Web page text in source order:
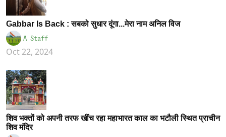
Gabbar Is Back : सबको सुधार दूंगा...मेरा नाम अनिल विज
A Staff
Oct 22, 2024
शिव भक्तों को अपनी तरफ खींच रहा महाभारत काल का भटौली स्थित प्राचीन
शिव मंदिर